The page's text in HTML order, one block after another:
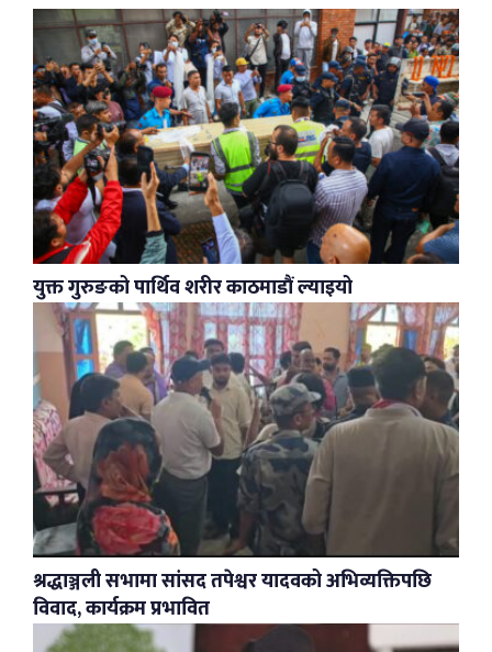
युक्त गुरुङको पार्थिव शरीर काठमाडौं ल्याइयो
श्रद्धाञ्जली सभामा सांसद तपेश्वर यादवको अभिव्यक्तिपछि
विवाद, कार्यक्रम प्रभावित